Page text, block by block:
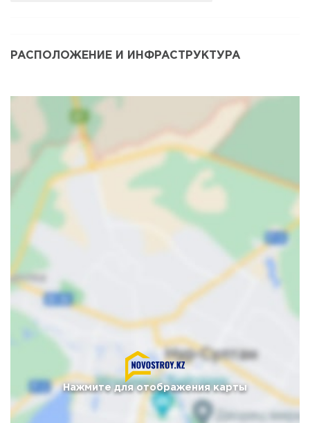
РАСПОЛОЖЕНИЕ И ИНФРАСТРУКТУРА
Нажмите для отображения карты